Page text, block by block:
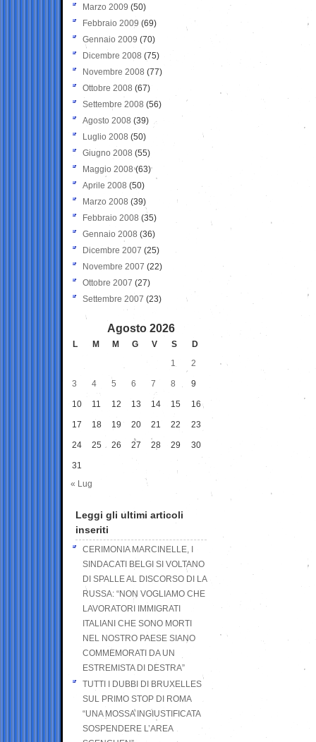
Marzo 2009 (50)
Febbraio 2009 (69)
Gennaio 2009 (70)
Dicembre 2008 (75)
Novembre 2008 (77)
Ottobre 2008 (67)
Settembre 2008 (56)
Agosto 2008 (39)
Luglio 2008 (50)
Giugno 2008 (55)
Maggio 2008(63)
Aprile 2008 (50)
Marzo 2008 (39)
Febbraio 2008 (35)
Gennaio 2008 (36)
Dicembre 2007 (25)
Novembre 2007 (22)
Ottobre 2007 (27)
Settembre 2007 (23)
Agosto 2026
L M M G V S
D
1
2
3 4 5 6 7 8 9
10 11 12 13 14 15 16
17 18 19 20 21 22 23
24 25 26 27 28 29 30
31
« Lug
Leggi gli ultimi articoli
inseriti
CERIMONIA MARCINELLE, I
SINDACATI BELGI SI VOLTANO
DI SPALLE AL DISCORSO DI LA
RUSSA: “NON VOGLIAMO CHE
LAVORATORI IMMIGRATI
ITALIANI CHE SONO MORTI
NEL NOSTRO PAESE SIANO
COMMEMORATI DA UN
ESTREMISTA DI DESTRA”
TUTTI I DUBBI DI BRUXELLES
SUL PRIMO STOP DI ROMA
“UNA MOSSA INGIUSTIFICATA
SOSPENDERE L’AREA